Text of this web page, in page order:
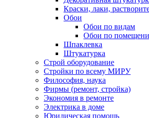
Краски, лаки,
Обои
Обои по видам
Обои по
Шпаклевка
Штукатурка
Строй оборудование
Стройки по всему МИРУ
Философия, наука
Фирмы (ремонт, стройка)
Экономия в ремонте
Электрика в доме
Юридическая помощь